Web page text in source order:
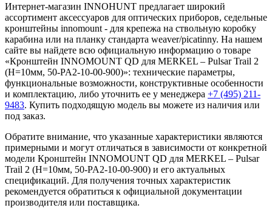
Интернет-магазин INNOHUNT предлагает широкий
ассортимент аксессуаров для оптических приборов, седельные
кронштейны innomount - для крепежа на ствольную коробку
карабина или на планку стандарта weaver/picatinny. На нашем
сайте вы найдете всю официальную информацию о товаре
«Кронштейн INNOMOUNT QD для MERKEL – Pulsar Trail 2
(H=10мм, 50-PA2-10-00-900)»: технические параметры,
функциональные возможности, конструктивные особенности
и комплектацию, либо уточнить ее у менеджера +7 (495) 211-
9483. Купить подходящую модель вы можете из наличия или
под заказ.
Обратите внимание, что указанные характеристики являются
примерными и могут отличаться в зависимости от конкретной
модели Кронштейн INNOMOUNT QD для MERKEL – Pulsar
Trail 2 (H=10мм, 50-PA2-10-00-900) и его актуальных
спецификаций. Для получения точных характеристик
рекомендуется обратиться к официальной документации
производителя или поставщика.